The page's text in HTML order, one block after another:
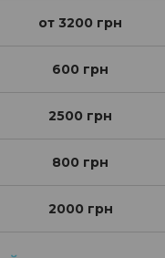
от 3200 грн
600 грн
2500 грн
800 грн
2000 грн